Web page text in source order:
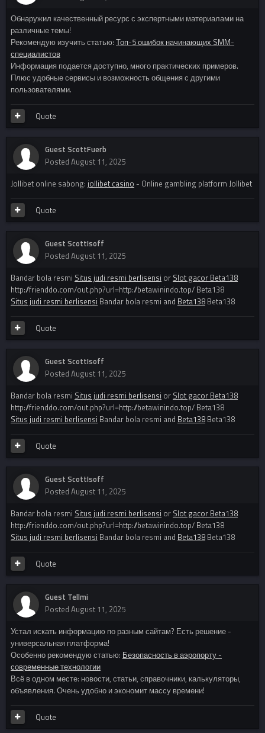
Обнаружил качественный ресурс с экспертными материалами на
различные темы!
Рекомендую изучить статью: Топ-5 ошибок начинающих SMM-
специалистов
Информация подается доступно, много практических примеров.
Плюс удобные сервисы и возможность общения с другими
пользователями.
Quote
Guest ScottFuerb
Posted August 11, 2025
Jollibet online sabong: jollibet casino - Online gambling platform Jollibet
Quote
Guest ScottIsoff
Posted August 11, 2025
Bandar bola resmi Situs judi resmi berlisensi or Slot gacor Beta138
http://frienddo.com/out.php?url=http://betawinindo.top/ Beta138
Situs judi resmi berlisensi Bandar bola resmi and Beta138 Beta138
Quote
Guest ScottIsoff
Posted August 11, 2025
Bandar bola resmi Situs judi resmi berlisensi or Slot gacor Beta138
http://frienddo.com/out.php?url=http://betawinindo.top/ Beta138
Situs judi resmi berlisensi Bandar bola resmi and Beta138 Beta138
Quote
Guest ScottIsoff
Posted August 11, 2025
Bandar bola resmi Situs judi resmi berlisensi or Slot gacor Beta138
http://frienddo.com/out.php?url=http://betawinindo.top/ Beta138
Situs judi resmi berlisensi Bandar bola resmi and Beta138 Beta138
Quote
Guest Tellmi
Posted August 11, 2025
Устал искать информацию по разным сайтам? Есть решение -
универсальная платформа!
Особенно рекомендую статью: Безопасность в аэропорту -
современные технологии
Всё в одном месте: новости, статьи, справочники, калькуляторы,
объявления. Очень удобно и экономит массу времени!
Quote